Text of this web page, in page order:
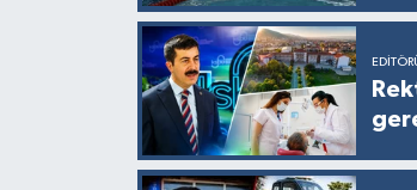
Tavşanlı
Teknoloji